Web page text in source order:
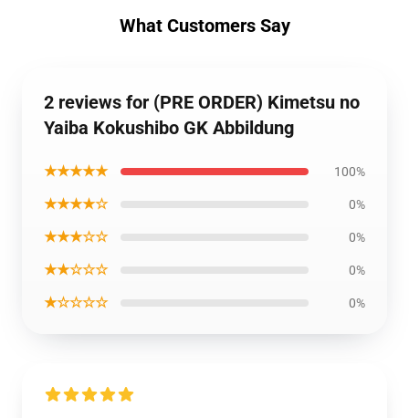
What Customers Say
2 reviews for (PRE ORDER) Kimetsu no
Yaiba Kokushibo GK Abbildung
★★★★★ 100%
★★★★☆ 0%
★★★☆☆ 0%
★★☆☆☆ 0%
★☆☆☆☆ 0%